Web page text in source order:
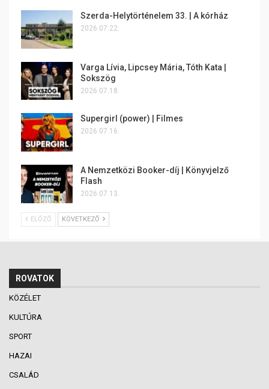
Szerda-Helytörténelem 33. | A kórház
2026.07.22.
Varga Lívia, Lipcsey Mária, Tóth Kata |
Sokszög
2026.07.18.
Supergirl (power) | Filmes
2026.07.16.
A Nemzetközi Booker-díj | Könyvjelző
Flash
2026.07.13.
ELŐZŐ KÖVETKEZŐ
ROVATOK
KÖZÉLET
KULTÚRA
SPORT
HAZAI
CSALÁD